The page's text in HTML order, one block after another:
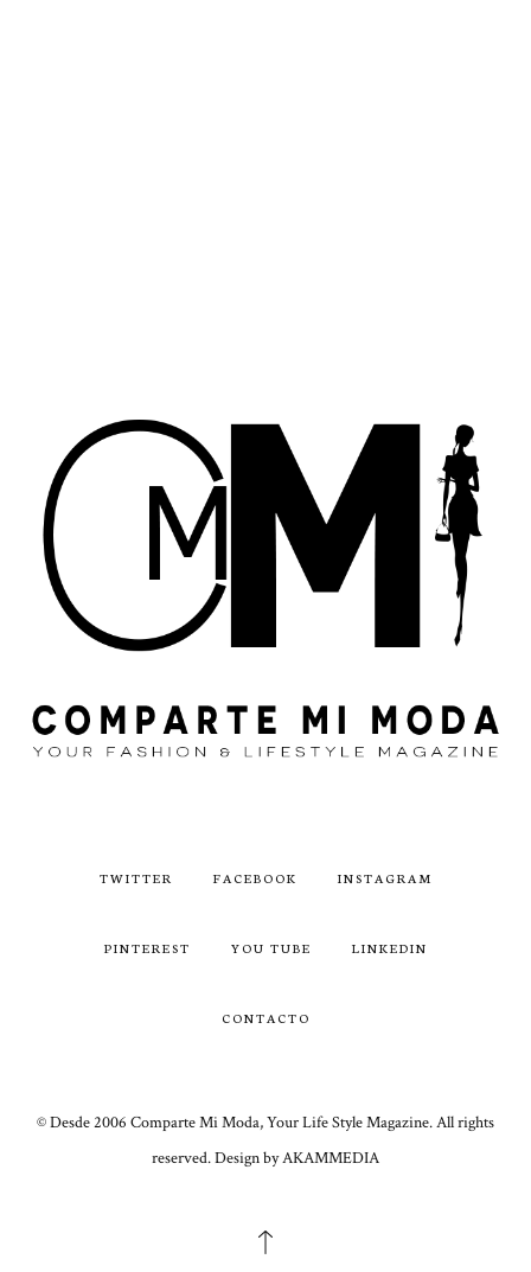
TWITTER FACEBOOK INSTAGRAM
PINTEREST YOU TUBE LINKEDIN
CONTACTO
© Desde 2006 Comparte Mi Moda, Your Life Style Magazine. All rights
reserved. Design by AKAMMEDIA